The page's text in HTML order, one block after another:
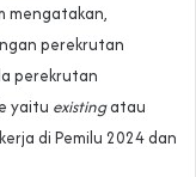
mengatakan,
perekrutan
perekrutan
yaitu existingatau
di Pemilu 2024 dan